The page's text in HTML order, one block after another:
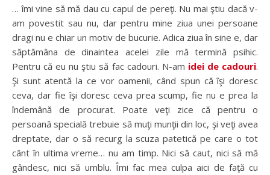
… îmi vine să mă dau cu capul de pereţi. Nu mai ştiu dacă v-
am povestit sau nu, dar pentru mine ziua unei persoane
dragi nu e chiar un motiv de bucurie. Adica ziua în sine e, dar
săptămâna de dinaintea acelei zile mă termină psihic.
Pentru că eu nu ştiu să fac cadouri. N-am idei de cadouri.
Şi sunt atentă la ce vor oamenii, când spun că îşi doresc
ceva, dar fie îşi doresc ceva prea scump, fie nu e prea la
îndemână de procurat. Poate veţi zice că pentru o
persoană specială trebuie să muţi munţii din loc, şi veţi avea
dreptate, dar o să recurg la scuza patetică pe care o tot
cânt în ultima vreme… nu am timp. Nici să caut, nici să mă
gândesc, nici să umblu. Îmi fac mea culpa aici de faţă cu